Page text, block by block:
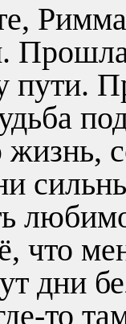
пути.
что
дни
то